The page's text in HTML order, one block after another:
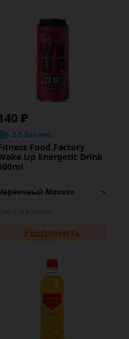
₽
2.8 баллов
Food Factory
Up Energetic Drink
Уведомить